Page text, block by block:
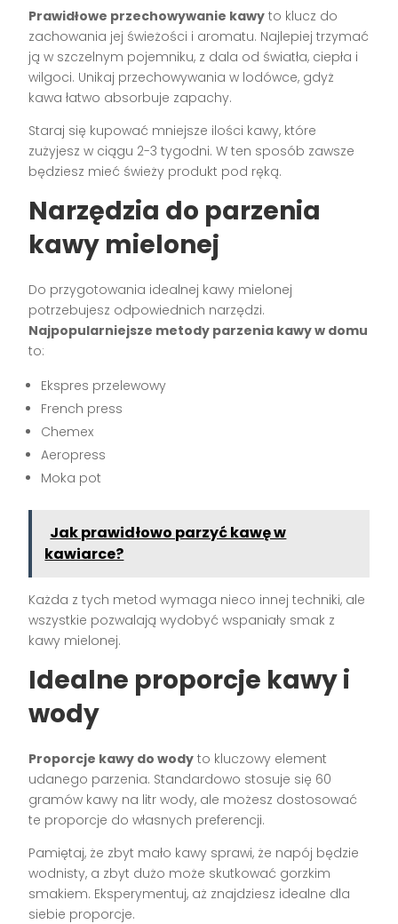
Prawidłowe przechowywanie kawy to klucz do
zachowania jej świeżości i aromatu. Najlepiej trzymać
ją w szczelnym pojemniku, z dala od światła, ciepła i
wilgoci. Unikaj przechowywania w lodówce, gdyż
kawa łatwo absorbuje zapachy.
Staraj się kupować mniejsze ilości kawy, które
zużyjesz w ciągu 2-3 tygodni. W ten sposób zawsze
będziesz mieć świeży produkt pod ręką.
Narzędzia do parzenia
kawy mielonej
Do przygotowania idealnej kawy mielonej
potrzebujesz odpowiednich narzędzi.
Najpopularniejsze metody parzenia kawy w domu
to:
Ekspres przelewowy
French press
Chemex
Aeropress
Moka pot
Jak prawidłowo parzyć kawę w
kawiarce?
Każda z tych metod wymaga nieco innej techniki, ale
wszystkie pozwalają wydobyć wspaniały smak z
kawy mielonej.
Idealne proporcje kawy i
wody
Proporcje kawy do wody to kluczowy element
udanego parzenia. Standardowo stosuje się 60
gramów kawy na litr wody, ale możesz dostosować
te proporcje do własnych preferencji.
Pamiętaj, że zbyt mało kawy sprawi, że napój będzie
wodnisty, a zbyt dużo może skutkować gorzkim
smakiem. Eksperymentuj, aż znajdziesz idealne dla
siebie proporcje.